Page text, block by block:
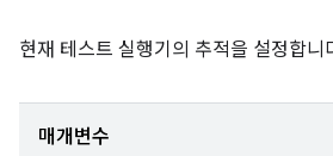
현재 테스트 실행기의 추적을 설정합니
매개변수